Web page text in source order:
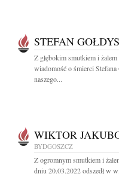
STEFAN
Z głębokim smutkiem i
wiadomość o śmierci Stefana
naszego...
WIKTOR
BYDGOSZCZ
Z ogromnym smutkiem i
dniu 20.03.2022 odszedł w